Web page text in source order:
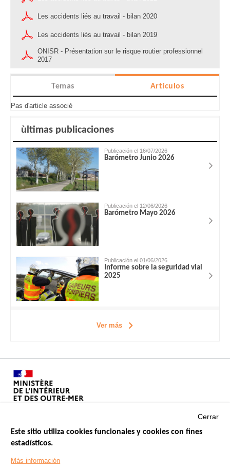
Les accidents liés au travail - bilan 2020
Les accidents liés au travail - bilan 2019
ONISR - Présentation sur le risque routier professionnel
2017
Temas Artículos
Pas d'article associé
ùltimas publicaciones
Publicación el 16/07/2026
Barómetro Junio 2026
Publicación el 12/06/2026
Barómetro Mayo 2026
Publicación el 01/06/2026
Informe sobre la seguridad vial
2025
Ver más
Footer
Cerrar
Este sitio utiliza cookies funcionales y cookies con fines
estadísticos.
Más información